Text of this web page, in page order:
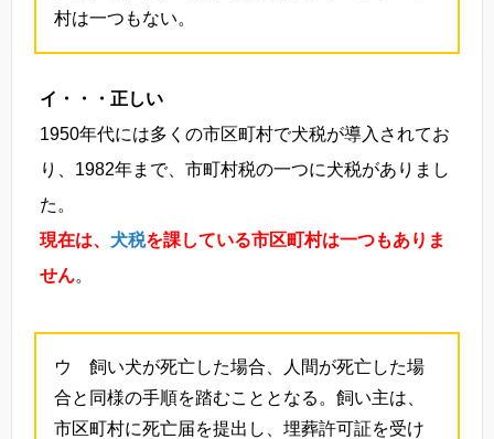
村は一つもない。
イ・・・正しい
1950年代には多くの市区町村で犬税が導入されてお
り、1982年まで、市町村税の一つに犬税がありまし
た。
現在は、 犬税を課している市区町村は一つもありま
せん。
ウ 飼い犬が死亡した場合、人間が死亡した場
合と同様の手順を踏むこととなる。飼い主は、
市区町村に死亡届を提出し、埋葬許可証を受け